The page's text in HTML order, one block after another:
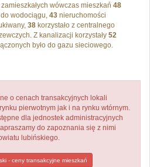
zamieszkałych wówczas mieszkań 48
do wodociągu, 43 nieruchomości
38 korzystało z centralnego
Z kanalizacji korzystały 52
było do gazu sieciowego.
o cenach transakcyjnych lokali
pierwotnym jak i na rynku wtórnym.
dla jednostek administracyjnych
do zapoznania się z nimi
lubińskiego.
- ceny transakcyjne mieszkań